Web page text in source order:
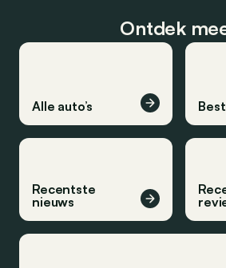
Ontdek
Alle auto’s
Recentste
nieuws